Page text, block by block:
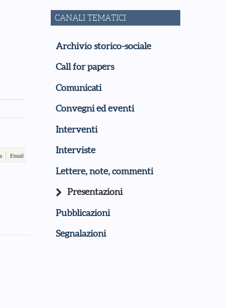
Email
CANALI TEMATICI
Archivio storico-sociale
Call for papers
Comunicati
Convegni ed eventi
Interventi
Interviste
Lettere, note, commenti
Presentazioni
Pubblicazioni
Segnalazioni